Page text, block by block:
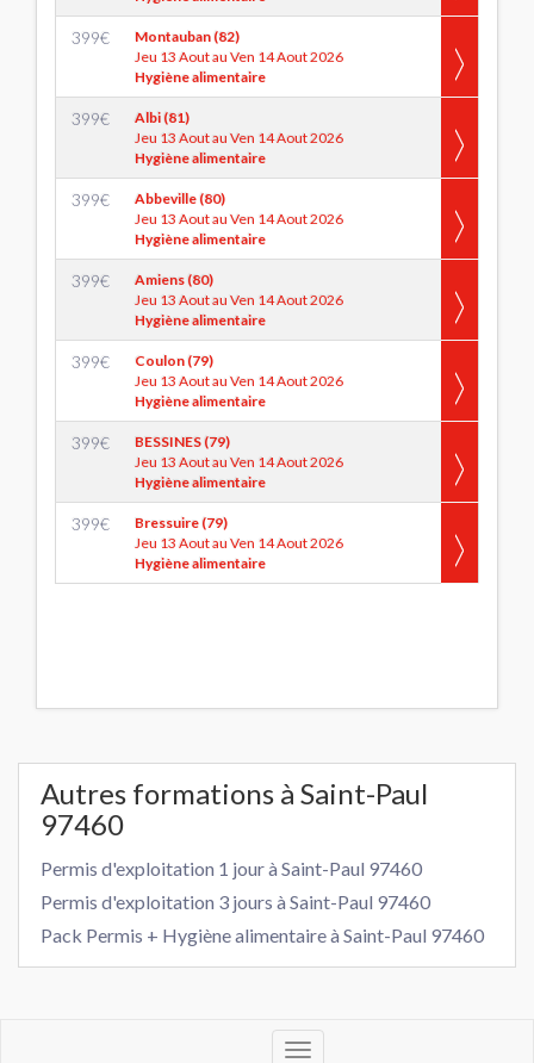
399€
Montauban (82)
Jeu 13 Aout au Ven 14 Aout 2026
Hygiène alimentaire
399€
Albi (81)
Jeu 13 Aout au Ven 14 Aout 2026
Hygiène alimentaire
399€
Abbeville (80)
Jeu 13 Aout au Ven 14 Aout 2026
Hygiène alimentaire
399€
Amiens (80)
Jeu 13 Aout au Ven 14 Aout 2026
Hygiène alimentaire
399€
Coulon (79)
Jeu 13 Aout au Ven 14 Aout 2026
Hygiène alimentaire
399€
BESSINES (79)
Jeu 13 Aout au Ven 14 Aout 2026
Hygiène alimentaire
399€
Bressuire (79)
Jeu 13 Aout au Ven 14 Aout 2026
Hygiène alimentaire
Autres formations à Saint-Paul
97460
Permis d'exploitation 1 jour à Saint-Paul 97460
Permis d'exploitation 3 jours à Saint-Paul 97460
Pack Permis + Hygiène alimentaire à Saint-Paul 97460
Toggle